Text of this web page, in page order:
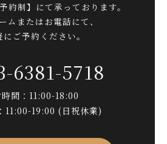
約制】にて承っております。
ムまたはお電話にて、
にご予約ください。
6381-5718
間：11:00-18:00
11:00-19:00 (日祝休業)